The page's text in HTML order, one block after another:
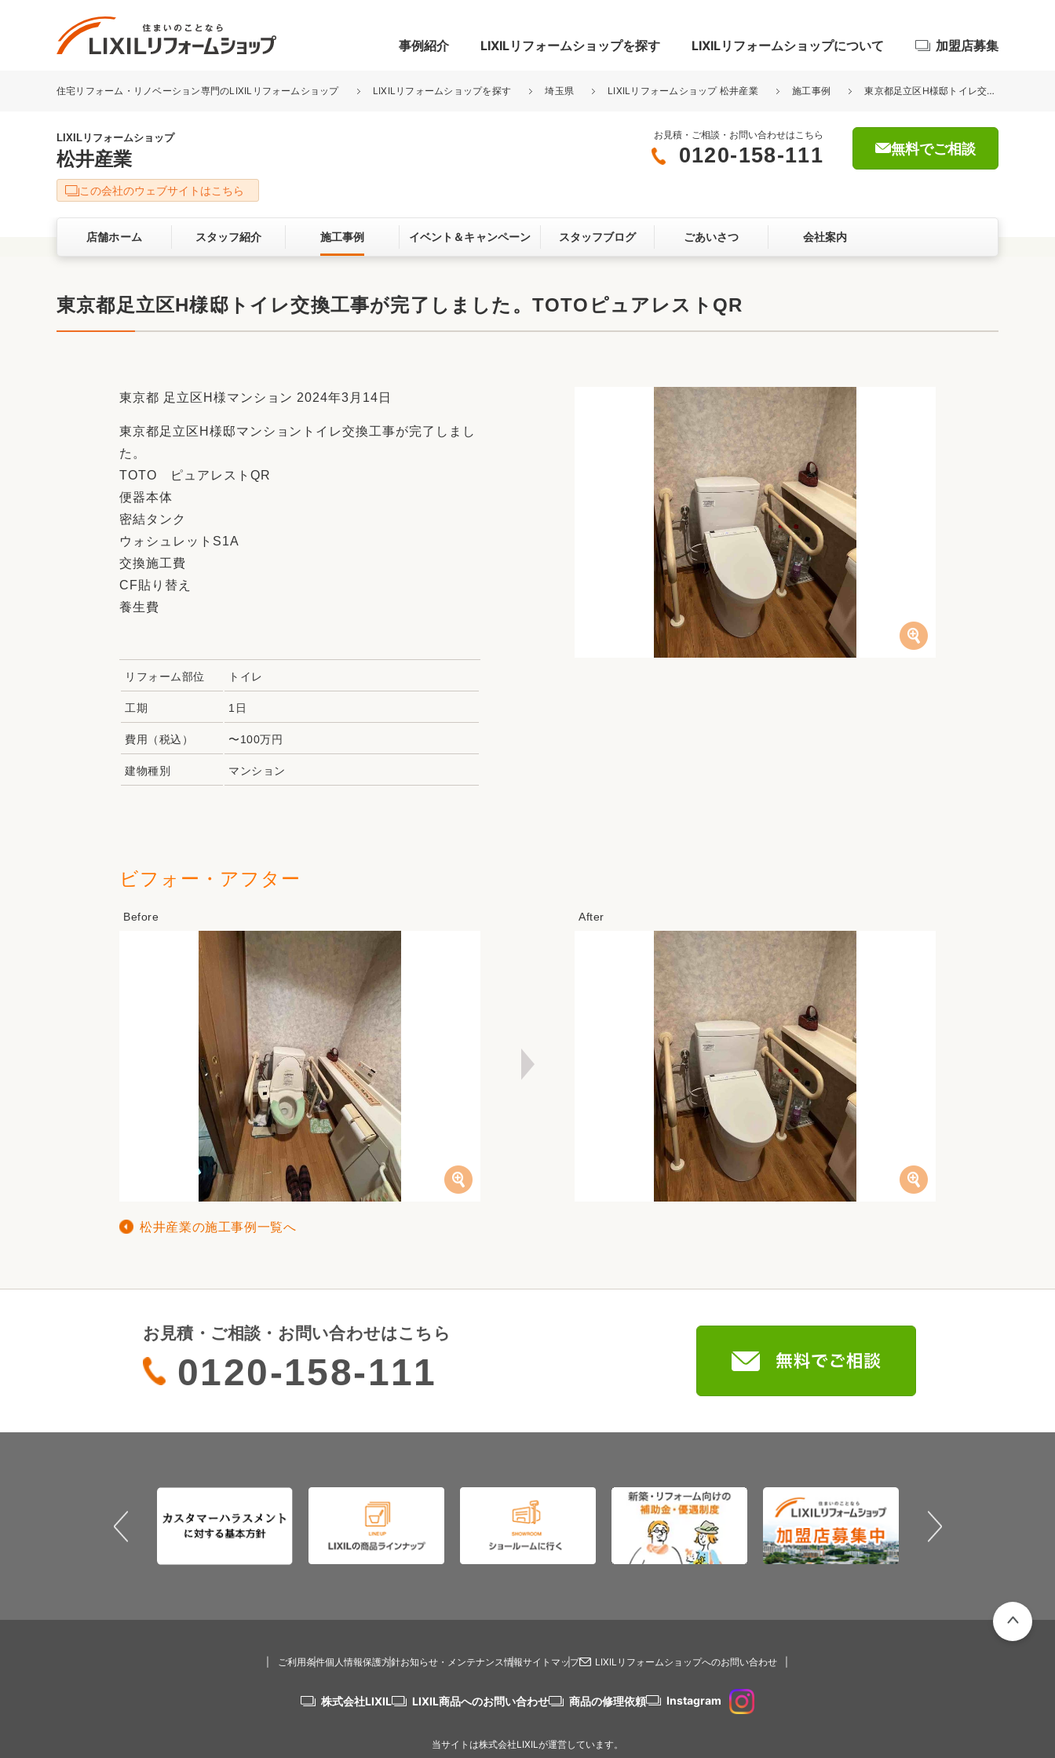
事例紹介
リフォーム事例を探す
キッチン
洗面化粧室 トイレ 玄関まわり 門まわり 屋根・外壁
ベランダ・バルコニー ガーデンスペース カースペース
お客さまの声 3Dシミュレーション
LIXILリフォームショップを探す LIXILリフォームショップについて
LIXILリフォームショップについて
サービス向上・品質改善の取り組み お客さま満足度アンケート
ここちいい暮らしをつくる、価値・性能向上
リフォームアクセル
中古物件探しから性能向上リフォームをワン
ストップ
加盟店募集
住宅リフォーム・リノベーション専門のLIXILリフォームショップ LIXILリフォームショップを探す 埼玉県 LIXILリフォームショップ 松井産業 施工事例 東京都足立区H様邸トイレ交換工事が完了しました。TOTOピュアレストQR
LIXILリフォームショップ
松井産業
お見積・ご相談・お問い合わせはこちら
0120-158-111 無料でご相談
この会社のウェブサイトはこちら
店舗ホーム スタッフ紹介 施工事例 イベント＆キャンペーン スタッフブログ ごあいさつ 会社案内
東京都足立区H様邸トイレ交換工事が完了しました。TOTOピュアレストQR
東京都 足立区H様マンション 2024年3月14日
東京都足立区H様邸マンショントイレ交換工事が完了しまし
た。
TOTO ピュアレストQR
便器本体
密結タンク
ウォシュレットS1A
交換施工費
CF貼り替え
養生費
リフォーム部位 トイレ
工期 1日
費用（税込） 〜100万円
建物種別 マンション
ビフォー・アフター
松井産業の施工事例一覧へ
お見積・ご相談・お問い合わせはこちら
0120-158-111
ご利用条件個人情報保護方針お知らせ・メンテナンス情報サイトマップ LIXILリフォームショップへのお問い合わせ
株式会社LIXIL LIXIL商品へのお問い合わせ 商品の修理依頼 Instagram
当サイトは株式会社LIXILが運営しています。